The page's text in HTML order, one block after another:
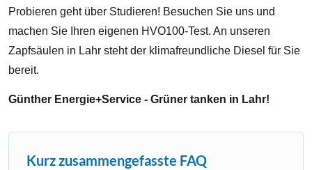
Probieren geht über Studieren! Besuchen Sie uns und
machen Sie Ihren eigenen HVO100-Test. An unseren
Zapfsäulen in Lahr steht der klimafreundliche Diesel für Sie
bereit.
Günther Energie+Service - Grüner tanken in Lahr!
Kurz zusammengefasste FAQ